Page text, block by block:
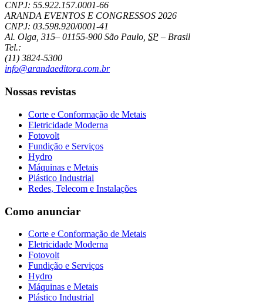
CNPJ: 55.922.157.0001-66
ARANDA EVENTOS E CONGRESSOS 2026
CNPJ: 03.598.920/0001-41
Al. Olga, 315– 01155-900 São Paulo, SP – Brasil
Tel.:
(11) 3824-5300
info@arandaeditora.com.br
Nossas revistas
Corte e Conformação de Metais
Eletricidade Moderna
Fotovolt
Fundição e Serviços
Hydro
Máquinas e Metais
Plástico Industrial
Redes, Telecom e Instalações
Como anunciar
Corte e Conformação de Metais
Eletricidade Moderna
Fotovolt
Fundição e Serviços
Hydro
Máquinas e Metais
Plástico Industrial